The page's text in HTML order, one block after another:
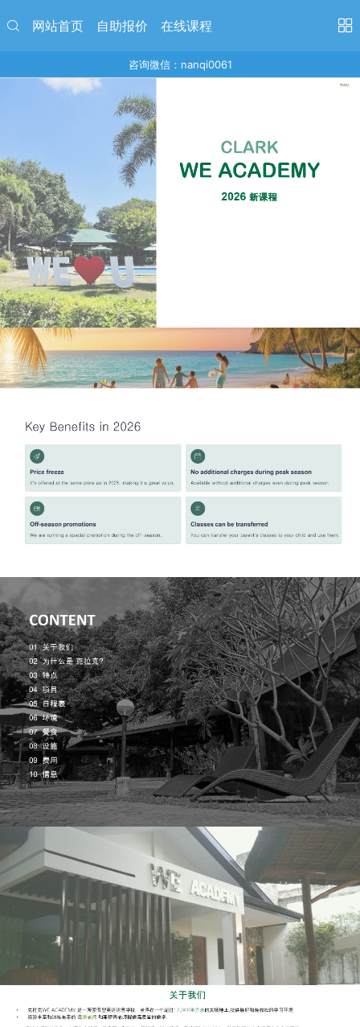
网站首页 自助报价 在线课程
咨询微信：nanqi0061